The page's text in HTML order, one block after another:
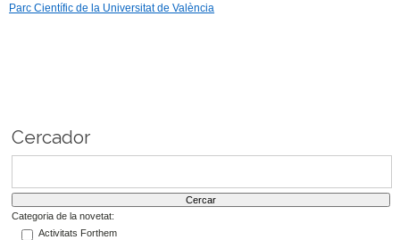
Parc Científic de la Universitat de València
Cercador
Categoria de la novetat:
Activitats Forthem